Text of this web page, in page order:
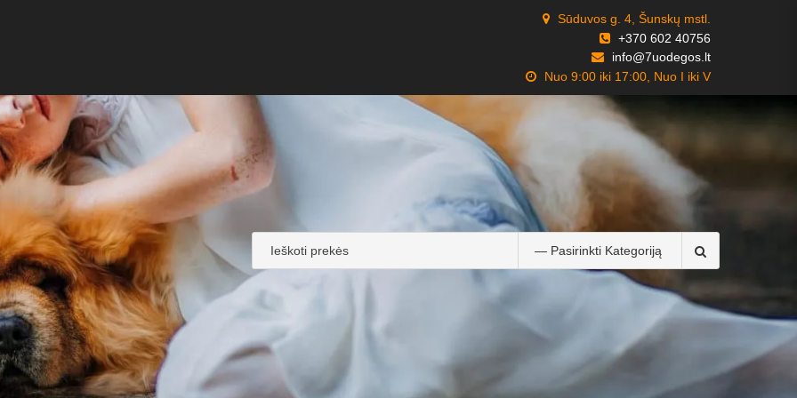
Sūduvos g. 4, Šunskų mstl.
+370 602 40756
info@7uodegos.lt
Nuo 9:00 iki 17:00, Nuo I iki V
for: